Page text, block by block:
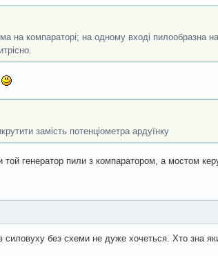
на компараторі; на одному вході пилообразна
замість потенціометра ардуїнку
той генератор пили з компаратором, а мостом
силовуху без схеми не дуже хочеться. Хто зна